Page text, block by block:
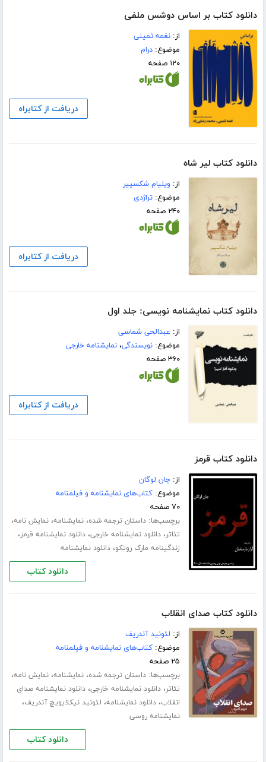
دانلود کتاب بر اساس دوشس ملفی
از:نغمه ثمینی
موضوع:درام
۱۲۰ صفحه
دریافت از کتابراه
دانلود کتاب لیر شاه
از: ویلیام شکسپیر
موضوع:تراژدی
۲۴۰ صفحه
دریافت از کتابراه
دانلود کتاب نمایشنامه نویسی: جلد اول
از: عبدالحی شماسی
موضوع:نویسندگی،نمایشنامه خارجی
۳۶۰ صفحه
دریافت از کتابراه
دانلود کتاب قرمز
از:جان لوگان
موضوع:کتاب‌های نمایشنامه و فیلمنامه
۷۰ صفحه
برچسب‌ها:داستان ترجمه شده،نمایشنامه،نمایش نامه،
تئاتر،دانلود نمایشنامه خارجی،دانلود نمایشنامه قرمز،
زندگینامه مارک روتکو،دانلود نمایشنامه
دانلود کتاب
دانلود کتاب صدای انقلاب
از: لئونید آندریف
موضوع:کتاب‌های نمایشنامه و فیلمنامه
۲۵ صفحه
برچسب‌ها:داستان ترجمه شده،نمایشنامه،نمایش نامه،
تئاتر،دانلود نمایشنامه خارجی،دانلود نمایشنامه صدای
انقلاب،دانلود نمایشنامه، لئونید نیکلایویچ آندریف،
نمایشنامه روسی
دانلود کتاب